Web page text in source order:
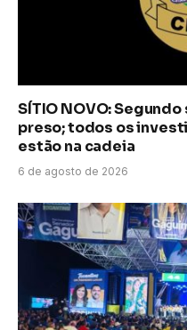
SÍTIO NOVO:
preso; todos os
estão na cadeia
6 de agosto de 2026